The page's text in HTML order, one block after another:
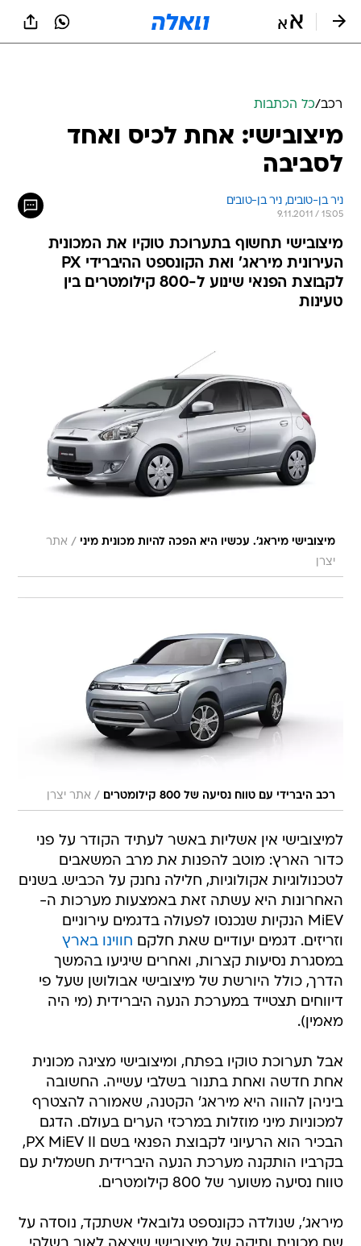
מיצובישי: אחת לכיס ואחד
לסביבה
ניר בן-טובים, ניר בן-טובים
9.11.2011 / 15:05
מיצובישי תחשוף בתערוכת טוקיו את המכונית
לקבוצת הפנאי שינוע ל-800 קילומטרים בין
טעינות
מיצובישי מיראג'. עכשיו היא הפכה להיות מכונית מיני
רכב היברידי עם טווח נסיעה של 800 קילומטרים /
למיצובישי אין אשליות באשר לעתיד הקודר על פני
לטכנולוגיות אקולוגיות, חלילה נחנק על הכביש. בשנים
האחרונות היא עשתה זאת באמצעות מערכות ה-
MiEV הנקיות שנכנסו לפעולה בדגמים עירוניים
וזריזים. דגמים יעודיים שאת חלקםחווינו בארץ
במסגרת נסיעות קצרות, ואחרים שיגיעו בהמשך
הדרך, כולל היורשת של מיצובישי אבולושן שעל פי
דיווחים תצטייד במערכת הנעה היברידית (מי היה
מאמין).
אבל תערוכת טוקיו בפתח, ומיצובישי מציגה מכונית
ביניהן להווה היא מיראג' הקטנה, שאמורה להצטרף
למכוניות מיני מוזלות במרכזי הערים בעולם. הדגם
בקרביו הותקנה מערכת הנעה היברידית חשמלית עם
טווח נסיעה משוער של 800 קילומטרים.
מיראג', שנולדה כקונספט גלובאלי אשתקד, נוסדה על
שנות ה-70, ושאותה מכירים בישראל בשם קולט